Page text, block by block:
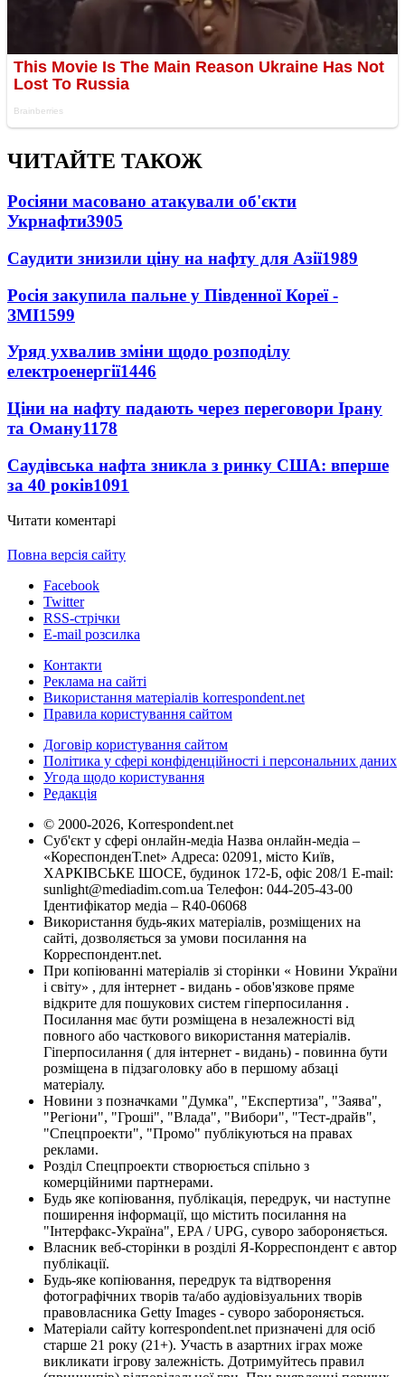
ЧИТАЙТЕ ТАКОЖ
Росіяни масовано атакували об'єкти
Укрнафти3905
Саудити знизили ціну на нафту для Азії1989
Росія закупила пальне у Південної Кореї -
ЗМІ1599
Уряд ухвалив зміни щодо розподілу
електроенергії1446
Ціни на нафту падають через переговори Ірану
та Оману1178
Саудівська нафта зникла з ринку США: вперше
за 40 років1091
Читати коментарі
Повна версія сайту
Facebook
Twitter
RSS-стрічки
E-mail розсилка
Контакти
Реклама на сайті
Використання матеріалів korrespondent.net
Правила користування сайтом
Договір користування сайтом
Політика у сфері конфіденційності і персональних даних
Угода щодо користування
Редакція
© 2000-2026, Korrespondent.net
Суб'єкт у сфері онлайн-медіа Назва онлайн-медіа –
«КореспонденТ.net» Адреса: 02091, місто Київ,
ХАРКІВСЬКЕ ШОСЕ, будинок 172-Б, офіс 208/1 E-mail:
sunlight@mediadim.com.ua Телефон: 044-205-43-00
Ідентифікатор медіа – R40-06068
Використання будь-яких матеріалів, розміщених на
сайті, дозволяється за умови посилання на
Корреспондент.net.
При копіюванні матеріалів зі сторінки « Новини України
і світу» , для інтернет - видань - обов'язкове пряме
відкрите для пошукових систем гіперпосилання .
Посилання має бути розміщена в незалежності від
повного або часткового використання матеріалів.
Гіперпосилання ( для інтернет - видань) - повинна бути
розміщена в підзаголовку або в першому абзаці
матеріалу.
Новини з позначками "Думка", "Експертиза", "Заява",
"Регіони", "Гроші", "Влада", "Вибори", "Тест-драйв",
"Спецпроекти", "Промо" публікуються на правах
реклами.
Розділ Спецпроекти створюється спільно з
комерційними партнерами.
Будь яке копіювання, публікація, передрук, чи наступне
поширення інформації, що містить посилання на
"Інтерфакс-Україна", EPA / UPG, суворо забороняється.
Власник веб-сторінки в розділі Я-Корреспондент є автор
публікації.
Будь-яке копіювання, передрук та відтворення
фотографічних творів та/або аудіовізуальних творів
правовласника Getty Images - суворо забороняється.
Матеріали сайту korrespondent.net призначені для осіб
старше 21 року (21+). Участь в азартних іграх може
викликати ігрову залежність. Дотримуйтесь правил